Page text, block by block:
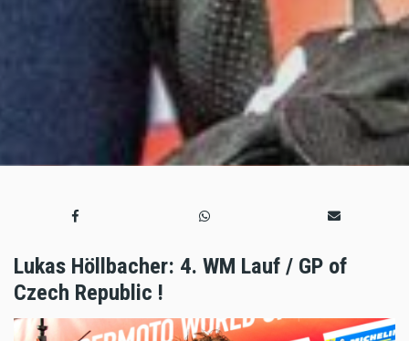
Lukas Höllbacher: 4. WM Lauf / GP of
Czech Republic !